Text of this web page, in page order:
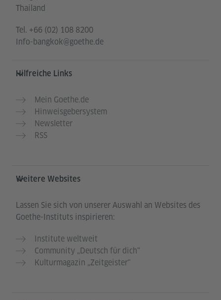
Thailand
Tel. +66 (02) 108 8200
Info-bangkok@goethe.de
Hilfreiche Links
Mein Goethe.de
Hinweisgebersystem
Newsletter
RSS
Weitere Websites
Lassen Sie sich von unserer Auswahl an Websites des
Goethe-Instituts inspirieren:
Institute weltweit
Community „Deutsch für dich“
Kulturmagazin „Zeitgeister"